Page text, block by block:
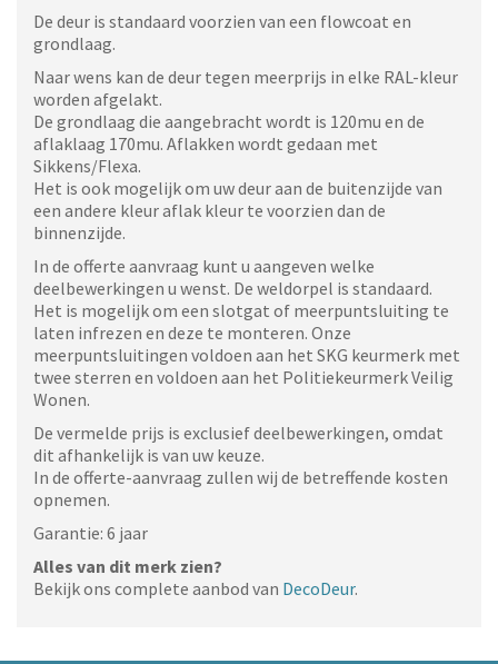
De deur is standaard voorzien van een flowcoat en
grondlaag.
Naar wens kan de deur tegen meerprijs in elke RAL-kleur
worden afgelakt.
De grondlaag die aangebracht wordt is 120mu en de
aflaklaag 170mu. Aflakken wordt gedaan met
Sikkens/Flexa.
Het is ook mogelijk om uw deur aan de buitenzijde van
een andere kleur aflak kleur te voorzien dan de
binnenzijde.
In de offerte aanvraag kunt u aangeven welke
deelbewerkingen u wenst. De weldorpel is standaard.
Het is mogelijk om een slotgat of meerpuntsluiting te
laten infrezen en deze te monteren. Onze
meerpuntsluitingen voldoen aan het SKG keurmerk met
twee sterren en voldoen aan het Politiekeurmerk Veilig
Wonen.
De vermelde prijs is exclusief deelbewerkingen, omdat
dit afhankelijk is van uw keuze.
In de offerte-aanvraag zullen wij de betreffende kosten
opnemen.
Garantie: 6 jaar
Alles van dit merk zien?
Bekijk ons complete aanbod van DecoDeur.